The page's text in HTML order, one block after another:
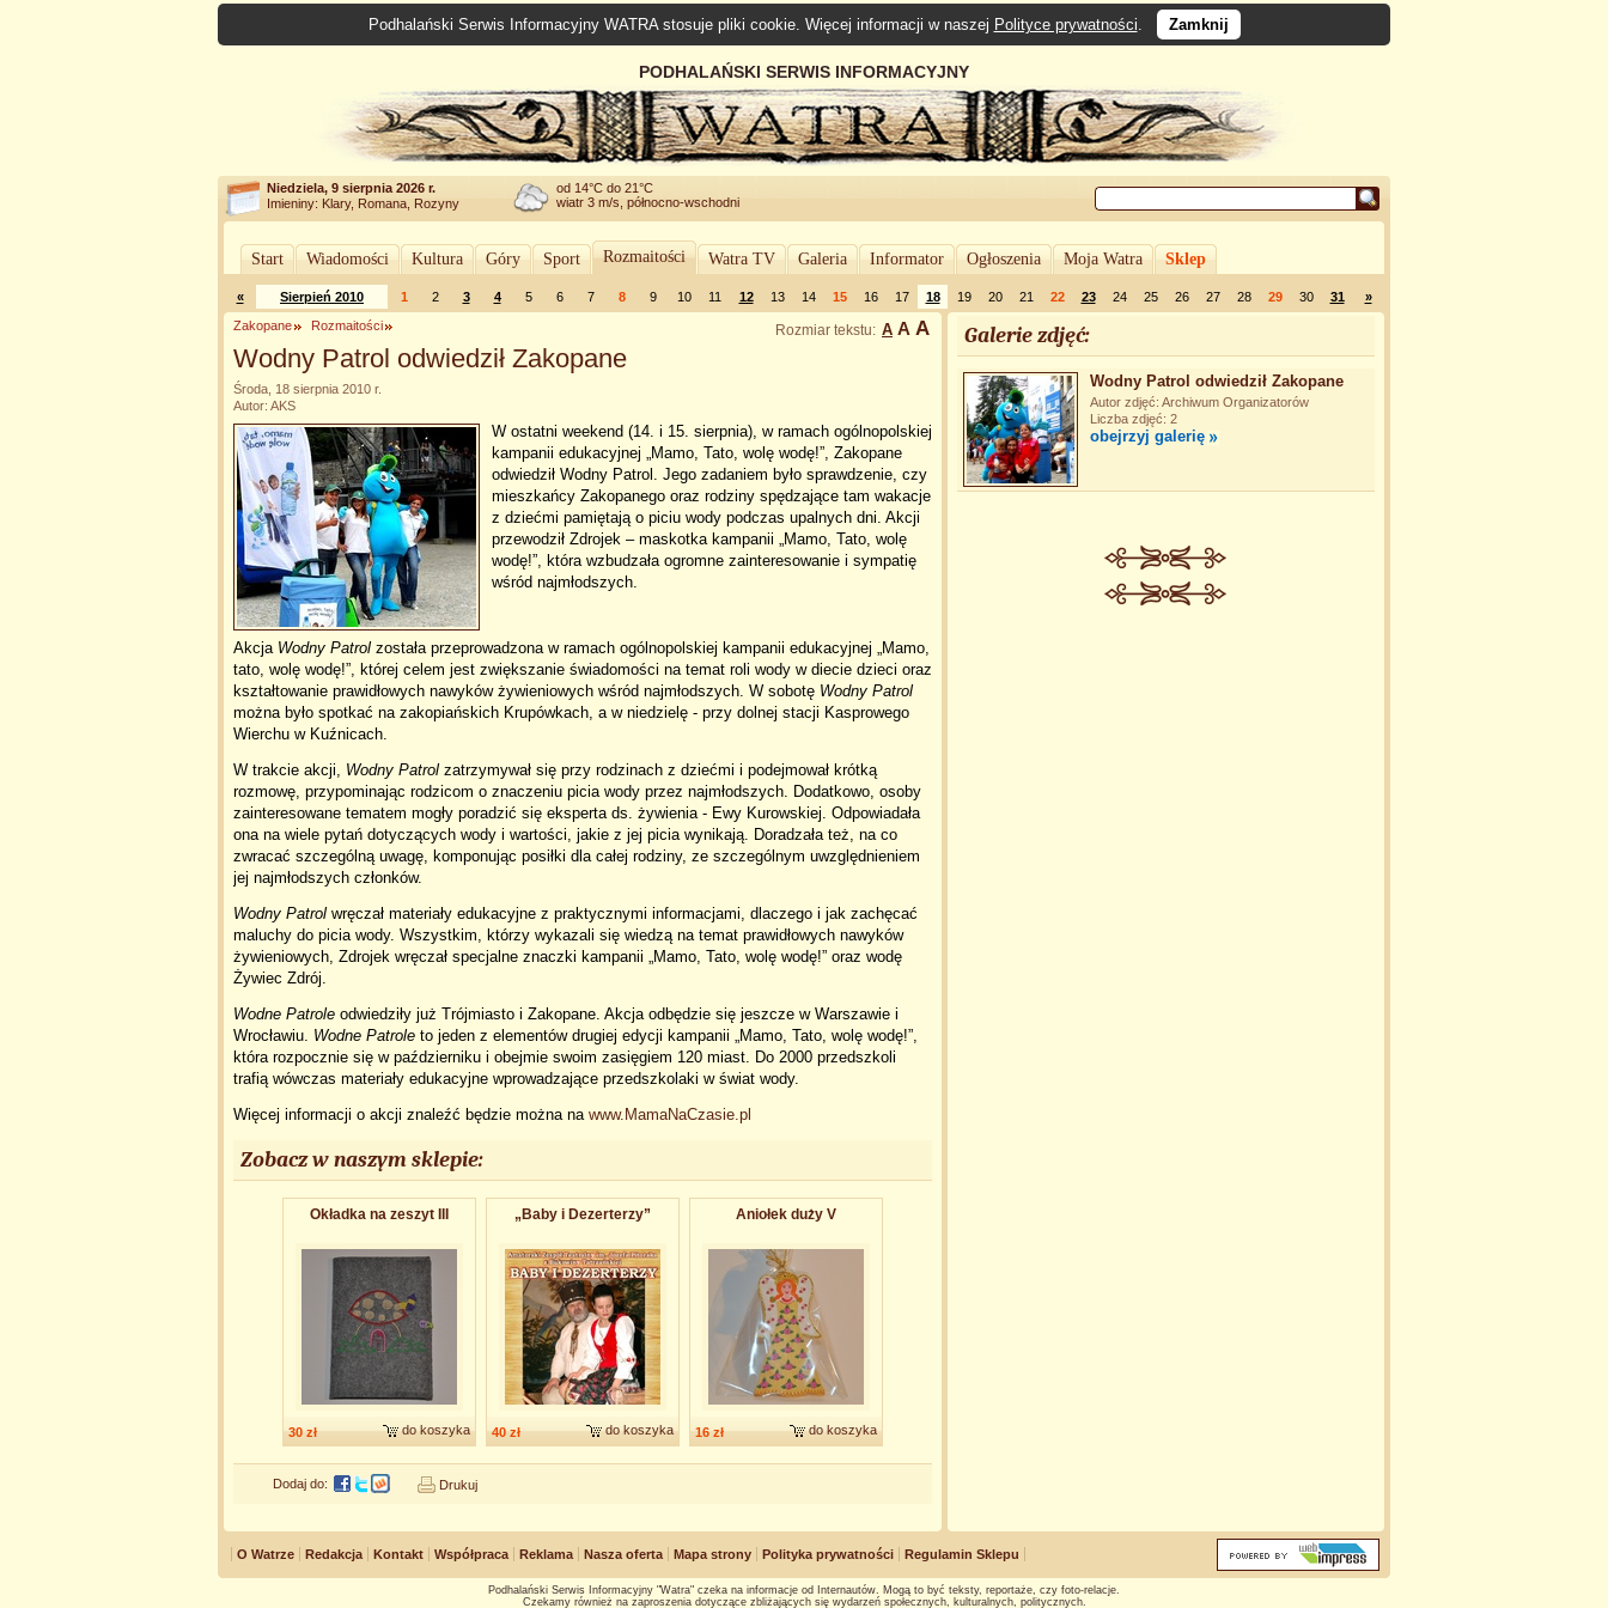
Podhalański Serwis Informacyjny WATRA stosuje pliki cookie. Więcej informacji w naszej Polityce prywatności. Zamknij
PODHALAŃSKI SERWIS INFORMACYJNY
Niedziela, 9 sierpnia 2026 r.
Imieniny: Klary, Romana, Rozyny
od 14°C do 21°C
wiatr 3 m/s, północno-wschodni
Start Wiadomości Kultura Góry Sport Rozmaitości Watra TV Galeria Informator Ogłoszenia Moja Watra Sklep
« Sierpień 2010 1 2 3 4 5 6 7 8 9 10 11 12 13 14 15 16 17 18 19 20 21 22 23 24 25 26 27 28 29 30 31 »
Rozmiar tekstu: A A A
Zakopane Rozmaitości
Wodny Patrol odwiedził Zakopane
Środa, 18 sierpnia 2010 r.
Autor: AKS
W ostatni weekend (14. i 15. sierpnia), w ramach ogólnopolskiej
kampanii edukacyjnej „Mamo, Tato, wolę wodę!”, Zakopane
odwiedził Wodny Patrol. Jego zadaniem było sprawdzenie, czy
mieszkańcy Zakopanego oraz rodziny spędzające tam wakacje
z dziećmi pamiętają o piciu wody podczas upalnych dni. Akcji
przewodził Zdrojek – maskotka kampanii „Mamo, Tato, wolę
wodę!”, która wzbudzała ogromne zainteresowanie i sympatię
wśród najmłodszych.
Akcja Wodny Patrol została przeprowadzona w ramach ogólnopolskiej kampanii edukacyjnej „Mamo,
tato, wolę wodę!”, której celem jest zwiększanie świadomości na temat roli wody w diecie dzieci oraz
kształtowanie prawidłowych nawyków żywieniowych wśród najmłodszych. W sobotę Wodny Patrol
można było spotkać na zakopiańskich Krupówkach, a w niedzielę - przy dolnej stacji Kasprowego
Wierchu w Kuźnicach.
W trakcie akcji, Wodny Patrol zatrzymywał się przy rodzinach z dziećmi i podejmował krótką
rozmowę, przypominając rodzicom o znaczeniu picia wody przez najmłodszych. Dodatkowo, osoby
zainteresowane tematem mogły poradzić się eksperta ds. żywienia - Ewy Kurowskiej. Odpowiadała
ona na wiele pytań dotyczących wody i wartości, jakie z jej picia wynikają. Doradzała też, na co
zwracać szczególną uwagę, komponując posiłki dla całej rodziny, ze szczególnym uwzględnieniem
jej najmłodszych członków.
Wodny Patrol wręczał materiały edukacyjne z praktycznymi informacjami, dlaczego i jak zachęcać
maluchy do picia wody. Wszystkim, którzy wykazali się wiedzą na temat prawidłowych nawyków
żywieniowych, Zdrojek wręczał specjalne znaczki kampanii „Mamo, Tato, wolę wodę!” oraz wodę
Żywiec Zdrój.
Wodne Patrole odwiedziły już Trójmiasto i Zakopane. Akcja odbędzie się jeszcze w Warszawie i
Wrocławiu. Wodne Patrole to jeden z elementów drugiej edycji kampanii „Mamo, Tato, wolę wodę!”,
która rozpocznie się w październiku i obejmie swoim zasięgiem 120 miast. Do 2000 przedszkoli
trafią wówczas materiały edukacyjne wprowadzające przedszkolaki w świat wody.
Więcej informacji o akcji znaleźć będzie można na www.MamaNaCzasie.pl
Zobacz w naszym sklepie:
Okładka na zeszyt III
30 zł do koszyka
„Baby i Dezerterzy”
40 zł do koszyka
Aniołek duży V
16 zł do koszyka
Dodaj do: Drukuj
Galerie zdjęć:
Wodny Patrol odwiedził Zakopane
Autor zdjęć: Archiwum Organizatorów
Liczba zdjęć: 2
obejrzyj galerię
O Watrze Redakcja Kontakt Współpraca Reklama Nasza oferta Mapa strony Polityka prywatności Regulamin Sklepu
Podhalański Serwis Informacyjny "Watra" czeka na informacje od Internautów. Mogą to być teksty, reportaże, czy foto-relacje.
Czekamy również na zaproszenia dotyczące zbliżających się wydarzeń społecznych, kulturalnych, politycznych.